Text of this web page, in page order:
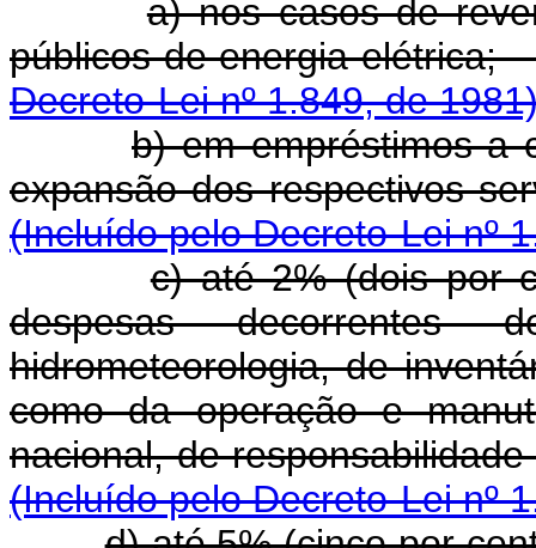
a) nos casos de
públicos de
Decreto-Lei nº 1.849, de
b) em empréstimos a
expansão dos
(Incluído pelo Decreto-Lei nº
c) até 2% (dois por
despesas
hidrometeorologia, de
como da operação e
nacional, de
(Incluído pelo Decreto-Lei nº